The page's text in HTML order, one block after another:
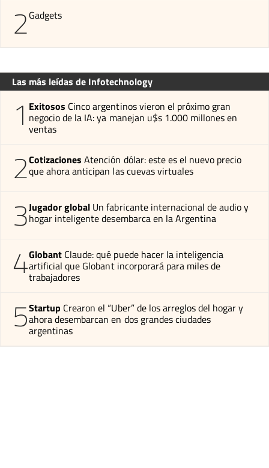
2Gadgets
Las más leídas de Infotechnology
1 Exitosos Cinco argentinos vieron el próximo gran
negocio de la IA: ya manejan u$s 1.000 millones en
ventas
2Cotizaciones Atención dólar: este es el nuevo precio
que ahora anticipan las cuevas virtuales
3Jugador global Un fabricante internacional de audio y
hogar inteligente desembarca en la Argentina
4Globant Claude: qué puede hacer la inteligencia
artificial que Globant incorporará para miles de
trabajadores
5Startup Crearon el “Uber” de los arreglos del hogar y
ahora desembarcan en dos grandes ciudades
argentinas